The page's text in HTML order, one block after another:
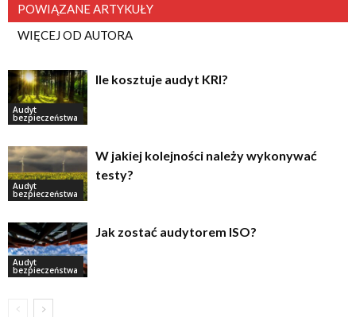
POWIĄZANE ARTYKUŁY
WIĘCEJ OD AUTORA
Audyt
bezpieczeństwa
Ile kosztuje audyt KRI?
Audyt
bezpieczeństwa
W jakiej kolejności należy wykonywać
testy?
Audyt
bezpieczeństwa
Jak zostać audytorem ISO?